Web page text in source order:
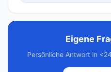
Eigene
Persönliche Antwort in